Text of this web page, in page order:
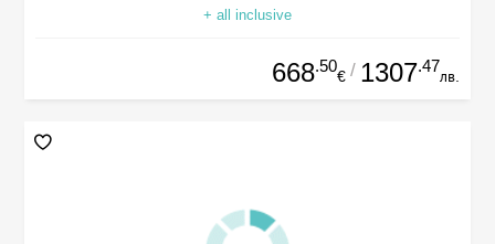
+ all inclusive
668.50
€ / 1307.47
лв.